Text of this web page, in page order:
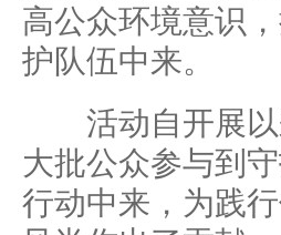
高公众环境意识
护队伍中来。
活动自开展以
大批公众参与到
行动中来，为践